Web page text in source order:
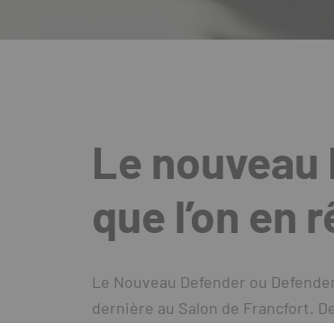
Le
que l’on en
Le Nouveau Defender ou
dernière au Salon de Francfort.